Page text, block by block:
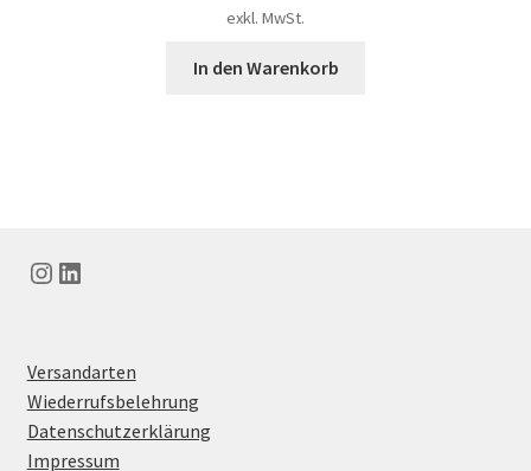
exkl. MwSt.
In den Warenkorb
Instagram
LinkedIn
Versandarten
Wiederrufsbelehrung
Datenschutzerklärung
Impressum